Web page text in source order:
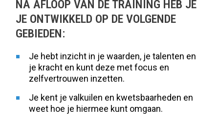
NA AFLOOP VAN DE TRAINING HEB JE
JE ONTWIKKELD OP DE VOLGENDE
GEBIEDEN:
Je hebt inzicht in je waarden, je talenten en
je kracht en kunt deze met focus en
zelfvertrouwen inzetten.
Je kent je valkuilen en kwetsbaarheden en
weet hoe je hiermee kunt omgaan.